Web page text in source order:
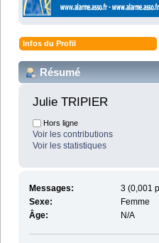
Infos du Profil
Résumé
Julie TRIPIER
Hors ligne
Voir les contributions
Voir les statistiques
Messages:
3 (0,001
Sexe:
Femme
Âge:
N/A